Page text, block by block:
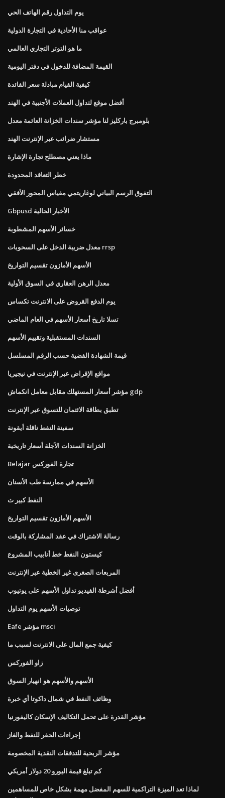
يوم التداول رقم الهاتف الحي
عواقب منا الأحادية في التجارة الدولية
ما هو التوتر التجاري العالمي
القيمة المضافة للدخول في دفتر اليومية
كيفية القيام مبادلة سعر الفائدة
أفضل موقع لتداول العملات الأجنبية في الهند
بلومبرج باركليز لنا مؤشر سندات الخزانة العائمة معدل
مستشار ضرائب عبر الإنترنت الهند
ماذا يعني مصطلح تجارة الإشارة
خطر التعاقد المحدودة
التفوق الرسم البياني لوغاريتمي مقياس المحور الأفقي
Gbpusd الأخبار الحالية
خسائر الأسهم المشطوبة
معدل ضريبة الدخل على السحوبات rrsp
الأسهم الأمازون تقسيم التواريخ
معدل الرهن العقاري في السوق الأولية
يوم الدفع القروض على الانترنت تكساس
تسلا تاريخ أسعار الأسهم في العام الماضي
السندات المستقبلية وتقييم الأسهم
قيمة الشهادة الفضية حسب الرقم المسلسل
مواقع الإقراض عبر الإنترنت في نيجيريا
مؤشر أسعار المستهلك مقابل معامل انكماش gdp
تطبق بطاقة الائتمان للتسوق عبر الإنترنت
سفينة النفط ناقلة أيقونة
الخزانة السندات الآجلة أسعار تاريخية
Belajar تجارة الفوركس
الأسهم في ممارسة طب الأسنان
النفط كبير ث
الأسهم الأمازون تقسيم التواريخ
رسالة الاشتراك في عقد المشاركة بالوقت
كيستون النفط خط أنابيب المشروع
المربعات الصغرى غير الخطية عبر الإنترنت
أفضل أشرطة الفيديو تداول الأسهم على يوتيوب
توصيات الأسهم يوم التداول
Eafe مؤشر msci
كيفية جمع المال على الانترنت لسبب ما
زاو الفوركس
الأسهم والأسهم هو انهيار السوق
وظائف النفط في شمال داكوتا أي خبرة
مؤشر القدرة على تحمل التكاليف الإسكان كاليفورنيا
إجراءات الحفر للنفط والغاز
مؤشر الربحية للتدفقات النقدية المخصومة
كم تبلغ قيمة اليورو 20 دولار أمريكي
لماذا تعد الميزة التراكمية للسهم المفضل مهمة بشكل خاص للمساهمين